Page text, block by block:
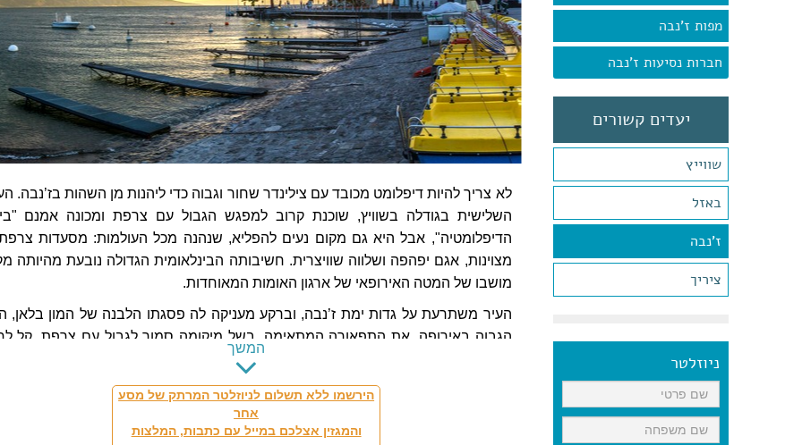
מפות ז'נבה
חברות נסיעות ז'נבה
יעדים קשורים
שווייץ
באזל
ז'נבה
ציריך
ניוזלטר
לא צריך להיות דיפלומט מכובד עם צילינדר שחור וגבוה כדי ליהנות מן השהות בז’נבה.
השלישית בגודלה בשוויץ, שוכנת קרוב למפגש הגבול עם צרפת ומכונה אמנם
הדיפלומטיה", אבל היא גם מקום נעים להפליא, שנהנה מכל העולמות: מסעדות
מצוינות, אגם יפהפה ושלווה שוויצרית. חשיבותה הבינלאומית הגדולה נובעת מהיותה
מושבו של המטה האירופאי של ארגון האומות המאוחדות.
העיר משתרעת על גדות ימת ז’נבה, וברקע מעניקה לה פסגתו הלבנה של המון בלאן,
הגבוה באירופה, את התפאורה המתאימה. בשל מיקומה סמוך לגבול עם צרפת, קל
כאן בהשפעות צרפתיות בבנייה, בשפה ואפילו בבתי הקפה ובמסעדות.
ז'נבה היא עיר שנהדר לטייל בה ברגל, בשל הקרבה הרבה בין אתריה. ואם תתעייפו
המשך
הירשמו ללא תשלום לניוזלטר המרתק של מסע
אחר
והמגזין אצלכם במייל עם כתבות, המלצות